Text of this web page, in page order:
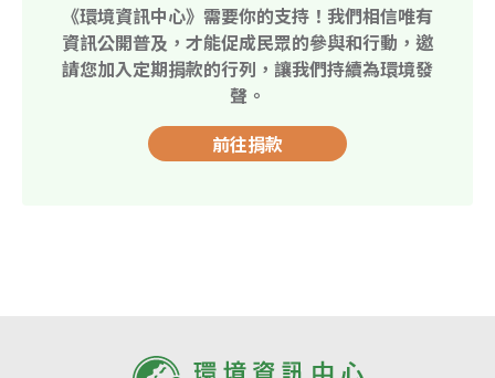
《環境資訊中心》需要你的支持！我們相信唯有
資訊公開普及，才能促成民眾的參與和行動，邀
請您加入定期捐款的行列，讓我們持續為環境發
聲。
前往捐款